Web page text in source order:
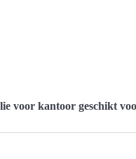
voor kantoor geschikt